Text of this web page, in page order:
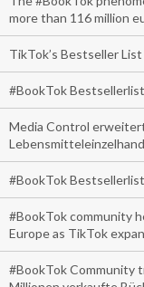
more than 116 million
TikTok’s Bestseller
#BookTok
Media Control
#BookTok
#BookTok community
Europe as TikTok
#BookTok Community